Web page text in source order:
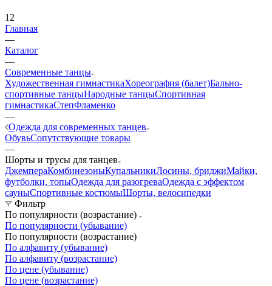
12
Главная
—
Каталог
—
Современные танцы
Художественная гимнастикаХореография (балет)Бально-
спортивные танцыНародные танцыСпортивная
гимнастикаСтепФламенко
—
Одежда для современных танцев
ОбувьСопутствующие товары
—
Шорты и трусы для танцев
ДжемпераКомбинезоныКупальникиЛосины, бриджиМайки,
футболки, топыОдежда для разогреваОдежда с эффектом
сауныСпортивные костюмыШорты, велосипедки
Фильтр
По популярности (возрастание)
По популярности (убывание)
По популярности (возрастание)
По алфавиту (убывание)
По алфавиту (возрастание)
По цене (убывание)
По цене (возрастание)